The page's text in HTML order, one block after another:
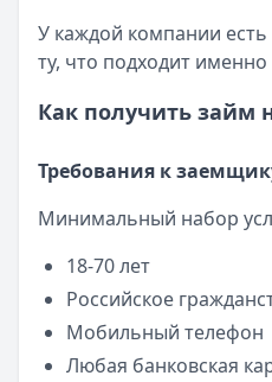
У каждой компании
ту, что подходит
Как получить займ
Требования к
Минимальный набор
18-70 лет
Российское
Мобильный телефон
Любая банковская